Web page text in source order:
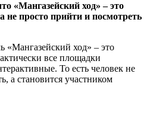
«Мангазейский ход» ‒ это
не просто прийти и посмотреть
«Мангазейский ход» ‒ это
все площадки
То есть человек не
а становится участником